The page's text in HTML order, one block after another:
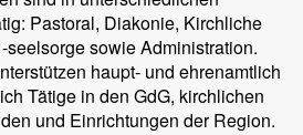
Pastoral, Diakonie, Kirchliche
seelsorge sowie Administration.
haupt- und ehrenamtlich
Tätige in den GdG, kirchlichen
und Einrichtungen der Region.